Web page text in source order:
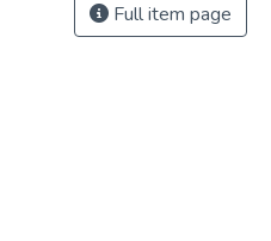
Full item page